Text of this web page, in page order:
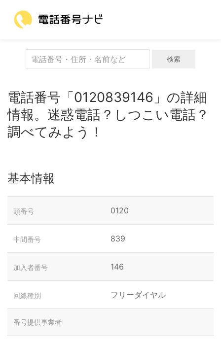
検索
電話番号「0120839146」の詳細
情報。迷惑電話？しつこい電話？
調べてみよう！
基本情報
頭番号 0120
中間番号 839
加入者番号 146
回線種別 フリーダイヤル
番号提供事業者